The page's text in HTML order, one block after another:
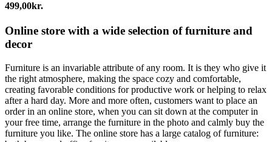
499,00kr.
Online store with a wide selection of furniture and
decor
Furniture is an invariable attribute of any room. It is they who give it
the right atmosphere, making the space cozy and comfortable,
creating favorable conditions for productive work or helping to relax
after a hard day. More and more often, customers want to place an
order in an online store, when you can sit down at the computer in
your free time, arrange the furniture in the photo and calmly buy the
furniture you like. The online store has a large catalog of furniture: